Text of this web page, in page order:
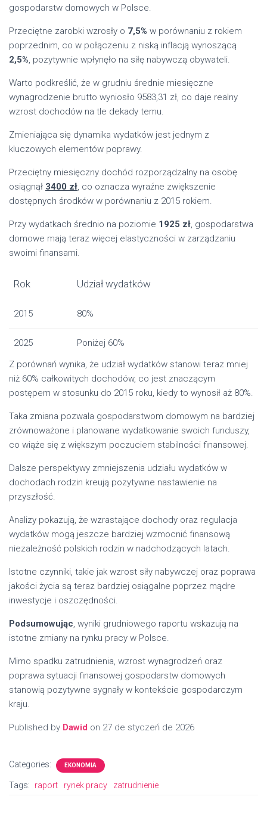
gospodarstw domowych w Polsce.
Przeciętne zarobki wzrosły o 7,5% w porównaniu z rokiem
poprzednim, co w połączeniu z niską inflacją wynoszącą
2,5%, pozytywnie wpłynęło na siłę nabywczą obywateli.
Warto podkreślić, że w grudniu średnie miesięczne
wynagrodzenie brutto wyniosło 9583,31 zł, co daje realny
wzrost dochodów na tle dekady temu.
Zmieniająca się dynamika wydatków jest jednym z
kluczowych elementów poprawy.
Przeciętny miesięczny dochód rozporządzalny na osobę
osiągnął 3400 zł, co oznacza wyraźne zwiększenie
dostępnych środków w porównaniu z 2015 rokiem.
Przy wydatkach średnio na poziomie 1925 zł, gospodarstwa
domowe mają teraz więcej elastyczności w zarządzaniu
swoimi finansami.
Rok Udział wydatków
2015 80%
2025
Poniżej 60%
Z porównań wynika, że udział wydatków stanowi teraz mniej
niż 60% całkowitych dochodów, co jest znaczącym
postępem w stosunku do 2015 roku, kiedy to wynosił aż 80%.
Taka zmiana pozwala gospodarstwom domowym na bardziej
zrównoważone i planowane wydatkowanie swoich funduszy,
co wiąże się z większym poczuciem stabilności finansowej.
Dalsze perspektywy zmniejszenia udziału wydatków w
dochodach rodzin kreują pozytywne nastawienie na
przyszłość.
Analizy pokazują, że wzrastające dochody oraz regulacja
wydatków mogą jeszcze bardziej wzmocnić finansową
niezależność polskich rodzin w nadchodzących latach.
Istotne czynniki, takie jak wzrost siły nabywczej oraz poprawa
jakości życia są teraz bardziej osiągalne poprzez mądre
inwestycje i oszczędności.
Podsumowując, wyniki grudniowego raportu wskazują na
istotne zmiany na rynku pracy w Polsce.
Mimo spadku zatrudnienia, wzrost wynagrodzeń oraz
poprawa sytuacji finansowej gospodarstw domowych
stanowią pozytywne sygnały w kontekście gospodarczym
kraju.
Published by Dawid on 27 de styczeń de 2026
Categories: EKONOMIA
Tags: raport rynek pracy zatrudnienie